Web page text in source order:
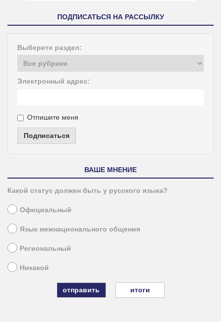
ПОДПИСАТЬСЯ НА РАССЫЛКУ
Выберите раздел:
Электронный адрес:
Отпишите меня
Подписаться
ВАШЕ МНЕНИЕ
Какой статус должен быть у русского языка?
Официальный
Язык межнационального общения
Региональный
Никакой
итоги